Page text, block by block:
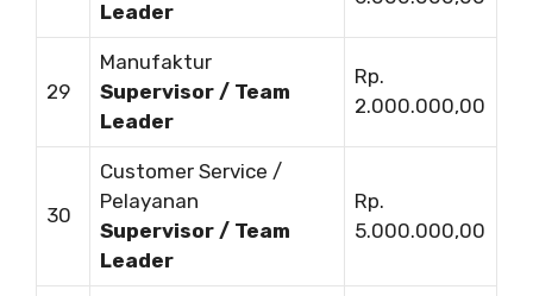
Leader
29
Manufaktur
Supervisor / Team
Leader
Rp.
2.000.000,00
30
Customer Service /
Pelayanan
Supervisor / Team
Leader
Rp.
5.000.000,00